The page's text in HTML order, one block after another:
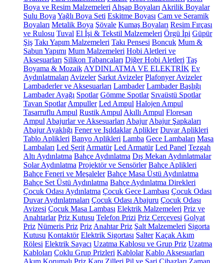
Boya ve Resim Malzemeleri Ahşap Boyaları Akrilik Boyalar
Sulu Boya Yağlı Boya Seti Eskitme Boyası Cam ve Seramik
Boyaları Metalik Boya Şövale Kumaş Boyaları Resim Fırçası
ve Rulosu Tuval El İşi & Tekstil Malzemeleri Örgü İpi Güpür
Şiş Takı Yapım Malzemeleri Takı Pensesi Boncuk Mum &
Sabun Yapımı Mum Malzemeleri Hobi Aletleri ve
Aksesuarları Silikon Tabancaları Diğer Hobi Aletleri Taş
Boyama & Mozaik AYDINLATMA VE ELEKTRİK Ev
Aydınlatmaları Avizeler Sarkıt Avizeler Plafonyer Avizeler
Lambaderler ve Aksesuarları Lambader Lambader Başlığı
Lambader Ayağı Spotlar Gömme Spotlar Sıvaüstü Spotlar
Tavan Spotlar Ampuller Led Ampul Halojen Ampul
Tasarruflu Ampul Rustik Ampul Akıllı Ampul Floresan
Ampul Abajurlar ve Aksesuarları Abajur Abajur Şapkaları
Abajur Ayaklığı Fener ve Işıldaklar Aplikler Duvar Aplikleri
Tablo Aplikleri Banyo Aplikleri Lamba Gece Lambaları Masa
Lambaları Led Şerit Armatür Led Armatür Led Panel Tezgah
Altı Aydınlatma Bahçe Aydınlatma Dış Mekan Aydınlatmalar
Solar Aydınlatma Projektör ve Sensörler Bahçe Aplikleri
Bahçe Feneri ve Meşaleler Bahçe Masa Üstü Aydınlatma
Bahçe Set Üstü Aydınlatma Bahçe Aydınlatma Direkleri
Çocuk Odası Aydınlatma Çocuk Gece Lambası Çocuk Odası
Duvar Aydınlatmaları Çocuk Odası Abajuru Çocuk Odası
Avizesi Çocuk Masa Lambası Elektrik Malzemeleri Priz ve
Anahtarlar Priz Kutusu Telefon Prizi Priz Çerçevesi Golyat
Priz Nümeris Priz Priz Anahtar Priz Şalt Malzemeleri Sigorta
Kutusu Kontaktör Elektrik Sigortası Şalter Kaçak Akım
Rölesi Elektrik Sayacı Uzatma Kablosu ve Grup Priz Uzatma
Kabloları Çoklu Grup Prizleri Kablolar Kablo Aksesuarları
Akım Korumalı Priz Kapı Zilleri Pil ve Şarj Cihazları Zaman